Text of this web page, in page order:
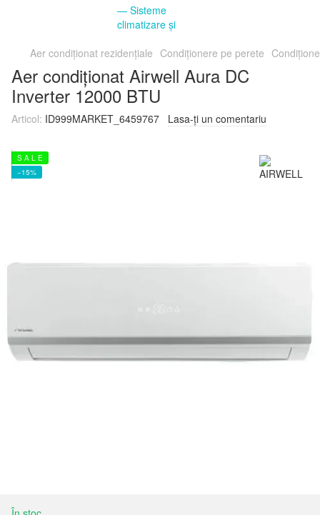
Aer condiționat rezidențiale Condiționere pe perete
Aer condiționat Airwell Aura DC
Inverter 12000 BTU
Articol: ID999MARKET_6459767 Lasa-ți un comentariu
S A L E
−15%